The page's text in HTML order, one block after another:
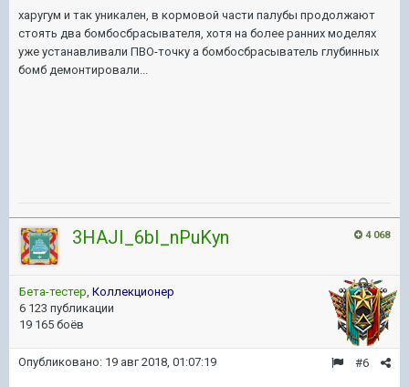
харугум и так уникален, в кормовой части палубы продолжают
стоять два бомбосбрасывателя, хотя на более ранних моделях
уже устанавливали ПВО-точку а бомбосбрасыватель глубинных
бомб демонтировали...
4 068
3HAJI_6bI_nPuKyn
Бета-тестер, Коллекционер
6 123 публикации
19 165 боёв
#6
Опубликовано: 19 авг 2018, 01:07:19